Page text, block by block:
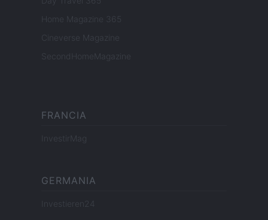
Home Magazine 365
Cineverse Magazine
SecondHomeMagazine
FRANCIA
InvestirMag
GERMANIA
Investieren24